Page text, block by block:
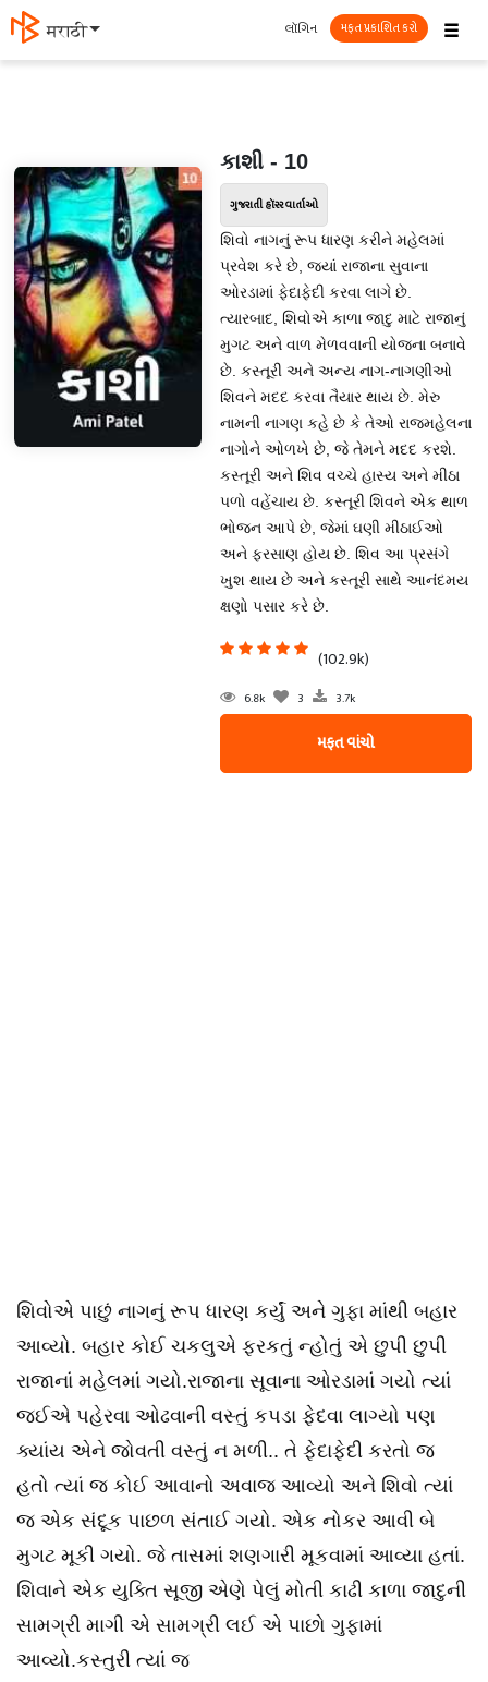
मराठी ☰
લૉગિન મફત પ્રકાશિત કરો
કાશી - 10
ગુજરાતી હૉરર વાર્તાઓ
શિવો નાગનું રૂપ ધારણ કરીને મહેલમાં
પ્રવેશ કરે છે, જ્યાં રાજાના સુવાના
ઓરડામાં ફેદાફેદી કરવા લાગે છે.
ત્યારબાદ, શિવોએ કાળા જાદુ માટે રાજાનું
મુગટ અને વાળ મેળવવાની યોજના બનાવે
છે. કસ્તૂરી અને અન્ય નાગ-નાગણીઓ
શિવને મદદ કરવા તૈયાર થાય છે. મેરુ
નામની નાગણ કહે છે કે તેઓ રાજમહેલના
નાગોને ઓળખે છે, જે તેમને મદદ કરશે.
કસ્તૂરી અને શિવ વચ્ચે હાસ્ય અને મીઠા
પળો વહેંચાય છે. કસ્તૂરી શિવને એક થાળ
ભોજન આપે છે, જેમાં ઘણી મીઠાઈઓ
અને ફરસાણ હોય છે. શિવ આ પ્રસંગે
ખુશ થાય છે અને કસ્તૂરી સાથે આનંદમય
ક્ષણો પસાર કરે છે.
(102.9k)
6.8k 3 3.7k
મફત વાંચો
શિવોએ પાછું નાગનું રૂપ ધારણ કર્યું અને ગુફા માંથી બહાર
આવ્યો. બહાર કોઈ ચકલુએ ફરકતું ન્હોતું એ છુપી છુપી
રાજાનાં મહેલમાં ગયો.રાજાના સૂવાના ઓરડામાં ગયો ત્યાં
જઈએ પહેરવા ઓઢવાની વસ્તું કપડા ફેદવા લાગ્યો પણ
ક્યાંય એને જોવતી વસ્તું ન મળી.. તે ફેદાફેદી કરતો જ
હતો ત્યાં જ કોઈ આવાનો અવાજ આવ્યો અને શિવો ત્યાં
જ એક સંદૂક પાછળ સંતાઈ ગયો. એક નોકર આવી બે
મુગટ મૂકી ગયો. જે તાસમાં શણગારી મૂકવામાં આવ્યા હતાં.
શિવાને એક યુક્તિ સૂજી એણે પેલું મોતી કાઢી કાળા જાદુની
સામગ્રી માગી એ સામગ્રી લઈ એ પાછો ગુફામાં
આવ્યો.કસ્તુરી ત્યાં જ